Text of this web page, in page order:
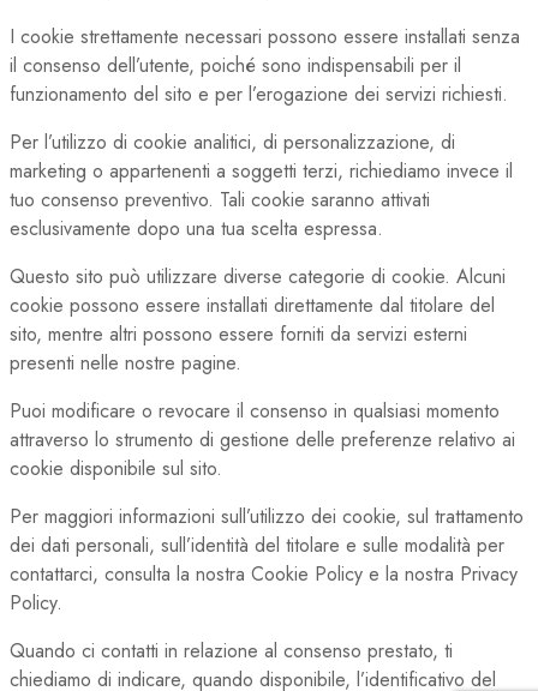
I cookie strettamente necessari possono essere installati senza
il consenso dell’utente, poiché sono indispensabili per il
funzionamento del sito e per l’erogazione dei servizi richiesti.
Per l’utilizzo di cookie analitici, di personalizzazione, di
marketing o appartenenti a soggetti terzi, richiediamo invece il
tuo consenso preventivo. Tali cookie saranno attivati
esclusivamente dopo una tua scelta espressa.
Questo sito può utilizzare diverse categorie di cookie. Alcuni
cookie possono essere installati direttamente dal titolare del
sito, mentre altri possono essere forniti da servizi esterni
presenti nelle nostre pagine.
Puoi modificare o revocare il consenso in qualsiasi momento
attraverso lo strumento di gestione delle preferenze relativo ai
cookie disponibile sul sito.
Per maggiori informazioni sull’utilizzo dei cookie, sul trattamento
dei dati personali, sull’identità del titolare e sulle modalità per
contattarci, consulta la nostra Cookie Policy e la nostra Privacy
Policy.
Quando ci contatti in relazione al consenso prestato, ti
chiediamo di indicare, quando disponibile, l’identificativo del